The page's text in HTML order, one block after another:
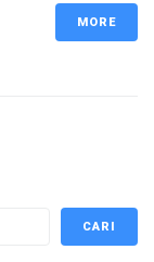
MORE
CARI